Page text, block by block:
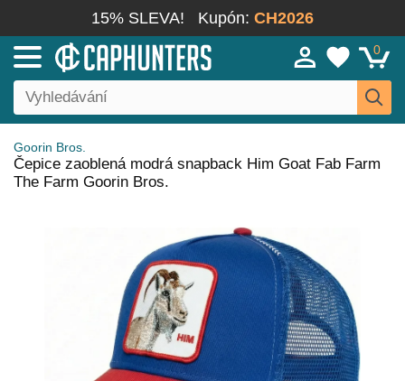
15% SLEVA! Kupón: CH2026
0
Goorin Bros.
Čepice zaoblená modrá snapback Him Goat Fab Farm
The Farm Goorin Bros.